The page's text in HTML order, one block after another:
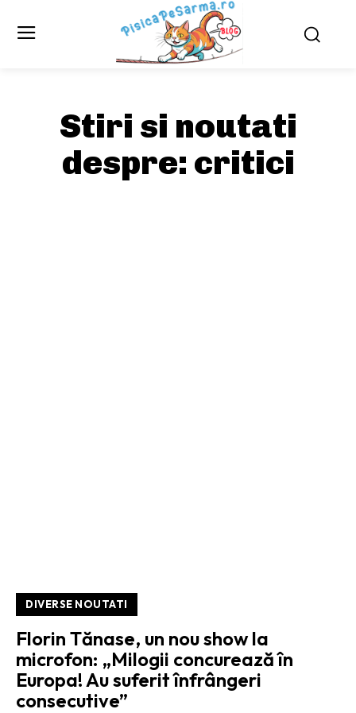
Stiri si noutati
despre: critici
DIVERSE NOUTATI
Florin Tănase, un nou show la
microfon: „Milogii concurează în
Europa! Au suferit înfrângeri
consecutive”